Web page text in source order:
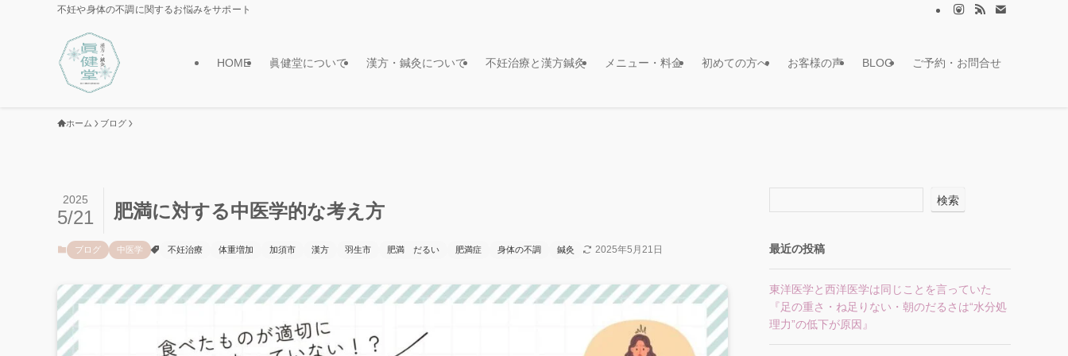
不妊や身体の不調に関するお悩みをサポート
HOME 眞健堂について 漢方・鍼灸について 不妊治療と漢方鍼灸 メニュー・料金 初めての方へ お客様の声 BLOG ご予約・お問合せ
ホーム ブログ
肥満に対する中医学的な考え方
2025
5/21
ブログ 中医学 不妊治療 体重増加 加須市 漢方 羽生市 肥満 だるい 肥満症 身体の不調 鍼灸 2025年5月21日
検索
最近の投稿
東洋医学と西洋医学は同じことを言っていた
『足の重さ・ね足りない・朝のだるさは“水分処
理力”の低下が原因』